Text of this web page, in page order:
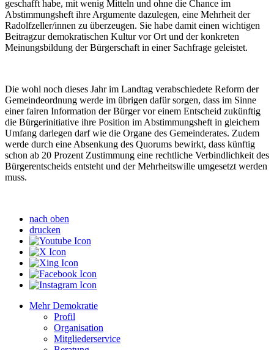
geschafft habe, mit wenig Mitteln und ohne die Chance im
Abstimmungsheft ihre Argumente dazulegen, eine Mehrheit der
Radolfzeller/innen zu überzeugen. Sie habe damit einen wichtigen
Beitragzur demokratischen Kultur vor Ort und der konkreten
Meinungsbildung der Bürgerschaft in einer Sachfrage geleistet.
Die wohl noch dieses Jahr im Landtag verabschiedete Reform der
Gemeindeordnung werde im übrigen dafür sorgen, dass im Sinne
einer fairen Information der Bürger vor einem Entscheid zukünftig
die Bürgerinitiative ihre Position im Abstimmungsheft in gleichem
Umfang darlegen darf wie die Organe des Gemeinderates. Zudem
werde durch eine Absenkung des Quorums bewirkt, dass künftig
schon ab 20 Prozent Zustimmung eine rechtliche Verbindlichkeit des
Bürgerentscheids entsteht und der Mehrheitswille umgesetzt werden
muss.
nach oben
drucken
Mehr Demokratie
Profil
Organisation
Mitgliederservice